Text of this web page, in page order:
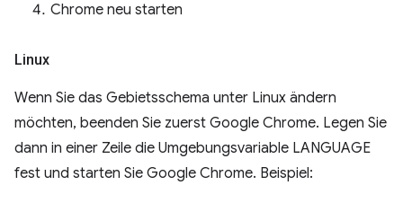
Chrome neu starten
Linux
Wenn Sie das Gebietsschema unter Linux ändern
möchten, beenden Sie zuerst Google Chrome. Legen Sie
dann in einer Zeile die Umgebungsvariable LANGUAGE
fest und starten Sie Google Chrome. Beispiel: